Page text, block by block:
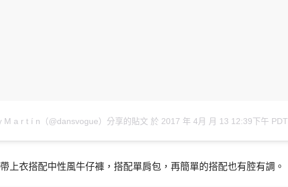
M a r t í n（@dansvogue）分享的貼文 於 2017 年 4月 月 13 12:39下午 PDT
上衣搭配中性風牛仔褲，搭配單肩包，再簡單的搭配也有腔有調。